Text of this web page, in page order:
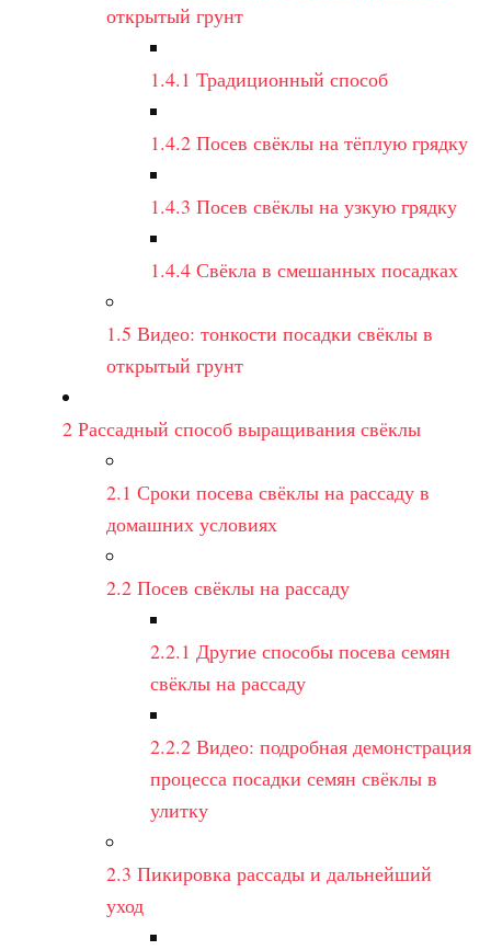
открытый грунт
1.4.1 Традиционный способ
1.4.2 Посев свёклы на тёплую грядку
1.4.3 Посев свёклы на узкую грядку
1.4.4 Свёкла в смешанных посадках
1.5 Видео: тонкости посадки свёклы в
открытый грунт
2 Рассадный способ выращивания свёклы
2.1 Сроки посева свёклы на рассаду в
домашних условиях
2.2 Посев свёклы на рассаду
2.2.1 Другие способы посева семян
свёклы на рассаду
2.2.2 Видео: подробная демонстрация
процесса посадки семян свёклы в
улитку
2.3 Пикировка рассады и дальнейший
уход